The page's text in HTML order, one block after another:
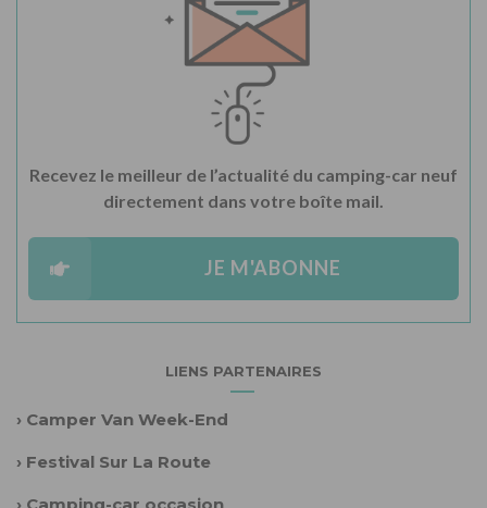
Recevez le meilleur de l’actualité du camping-car neuf
directement dans votre boîte mail.
JE M'ABONNE
LIENS PARTENAIRES
› Camper Van Week-End
› Festival Sur La Route